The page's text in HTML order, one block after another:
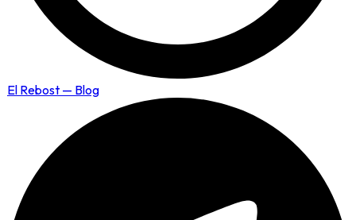
El Rebost — Blog